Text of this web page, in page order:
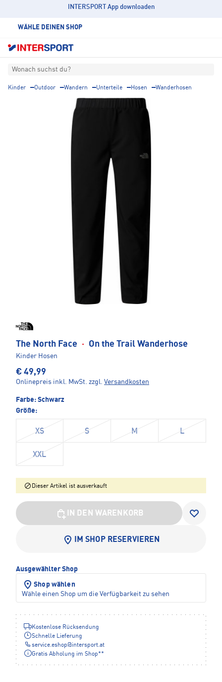
INTERSPORT App downloaden
WÄHLE DEINEN SHOP
Wonach suchst du?
Kinder Outdoor Wandern Unterteile Hosen Wanderhosen
The North Face · On the Trail Wanderhose
Kinder Hosen
€ 49,99
Onlinepreis inkl. MwSt. zzgl. Versandkosten
Farbe: Schwarz
Größe:
XS S M L
XXL
Dieser Artikel ist ausverkauft
IN DEN WARENKORB
IM SHOP RESERVIEREN
Ausgewählter Shop
Shop wählen
Wähle einen Shop um die Verfügbarkeit zu sehen
Kostenlose Rücksendung
Schnelle Lieferung
service.eshop@intersport.at
Gratis Abholung im Shop**